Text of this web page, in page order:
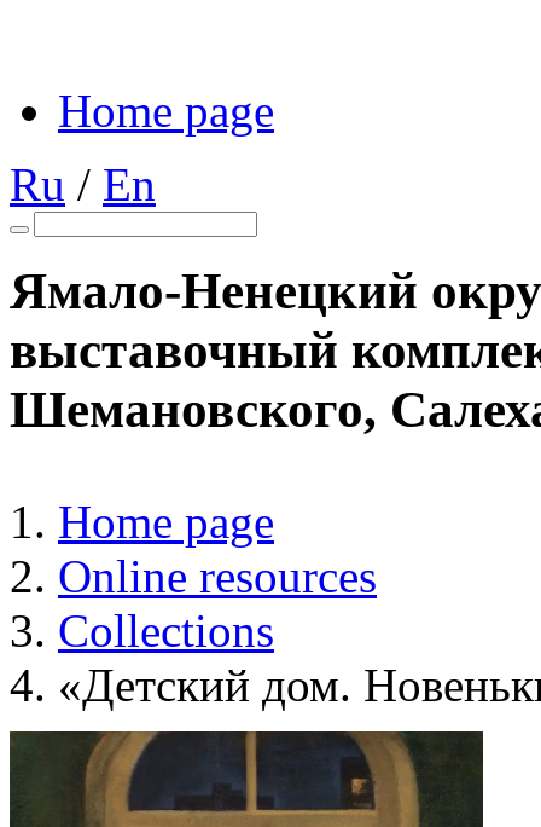
Home page
Ru / En
Ямало-Ненецкий
выставочный
Шемановского,
Home page
Online resources
Collections
«Детский дом.